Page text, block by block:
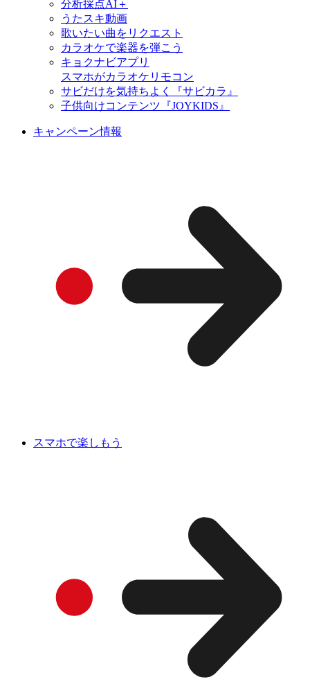
分析採点AI＋
うたスキ動画
歌いたい曲をリクエスト
カラオケで楽器を弾こう
キョクナビアプリ
スマホがカラオケリモコン
サビだけを気持ちよく『サビカラ』
子供向けコンテンツ『JOYKIDS』
キャンペーン情報
スマホで楽しもう